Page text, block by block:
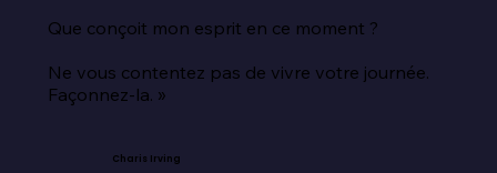
Que conçoit mon esprit en ce moment ?
Ne vous contentez pas de vivre votre journée.
Façonnez-la. »
Charis Irving